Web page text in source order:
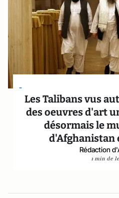
-
Les Talibans vus
des oeuvres d'art
désormais le
d'Afghanistan
Rédaction
1 min de